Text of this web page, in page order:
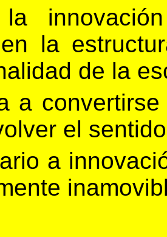
la
la
de la
a
el
a